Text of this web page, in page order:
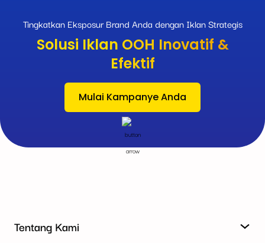
Tingkatkan Eksposur Brand Anda dengan Iklan Strategis
Solusi Iklan OOH Inovatif &
Efektif
Mulai Kampanye Anda
Tentang Kami